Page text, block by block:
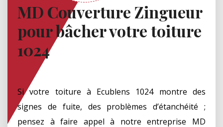
MD Couverture Zingueur
pour bâcher votre toiture
1024
Si votre toiture à Ecublens 1024 montre des
signes de fuite, des problèmes d’étanchéité ;
pensez à faire appel à notre entreprise MD